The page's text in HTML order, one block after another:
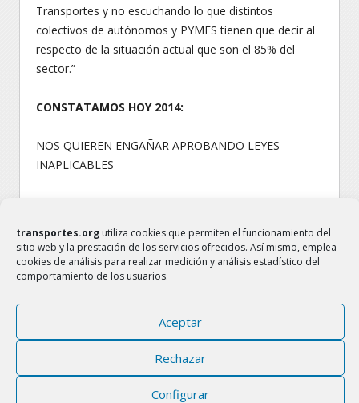
transportes.org utiliza cookies que permiten el funcionamiento del
sitio web y la prestación de los servicios ofrecidos. Así mismo, emplea
cookies de análisis para realizar medición y análisis estadístico del
comportamiento de los usuarios.
Aceptar
Rechazar
Configurar
Transportes y no escuchando lo que distintos
colectivos de autónomos y PYMES tienen que decir al
respecto de la situación actual que son el 85% del
sector.”
CONSTATAMOS HOY 2014:
NOS QUIEREN ENGAÑAR APROBANDO LEYES
INAPLICABLES
TRANSPORTES.ORGFAMILIA DEL SECTOR TRANSPORTE